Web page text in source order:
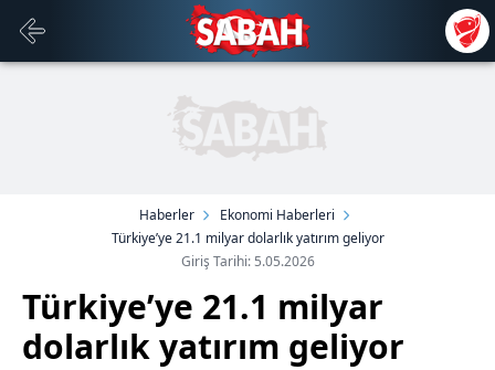
Haberler
Ekonomi Haberleri
Türkiye’ye 21.1 milyar dolarlık yatırım geliyor
Giriş Tarihi: 5.05.2026
Türkiye’ye 21.1 milyar
dolarlık yatırım geliyor